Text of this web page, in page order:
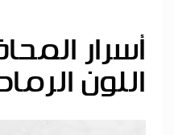
أسرار
اللون